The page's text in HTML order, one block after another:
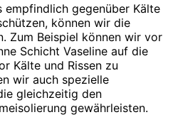
empfindlich gegenüber Kälte
können wir die
Zum Beispiel können wir vor
Schicht Vaseline auf die
Kälte und Rissen zu
wir auch spezielle
gleichzeitig den
gewährleisten.